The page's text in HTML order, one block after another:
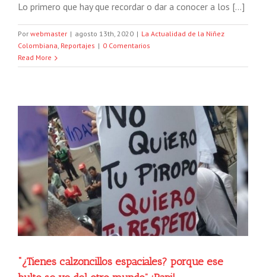
Lo primero que hay que recordar o dar a conocer a los […]
Por webmaster | agosto 13th, 2020 | La Actualidad de la Niñez
Colombiana Reportajes | 0 Comentarios
Read More
“¿Tienes calzoncillos espaciales? porque ese